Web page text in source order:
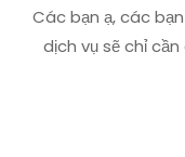
Các bạn ạ, các
dịch vụ sẽ chỉ